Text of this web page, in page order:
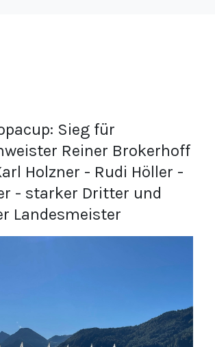
Sieg für
Reiner Brokerhoff
Holzner - Rudi Höller -
- starker Dritter und
Landesmeister